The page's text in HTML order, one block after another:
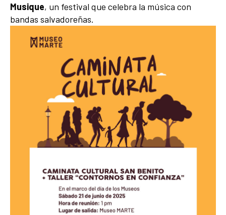
Musique, un festival que celebra la música con
bandas salvadoreñas.